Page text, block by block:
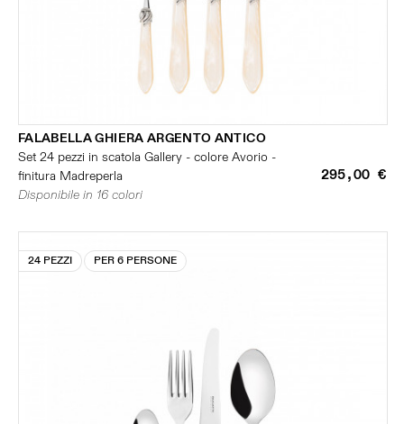
FALABELLA GHIERA ARGENTO ANTICO
Set 24 pezzi in scatola Gallery - colore Avorio -
finitura Madreperla
295,00 €
Disponibile in 16 colori
24 PEZZI PER 6 PERSONE